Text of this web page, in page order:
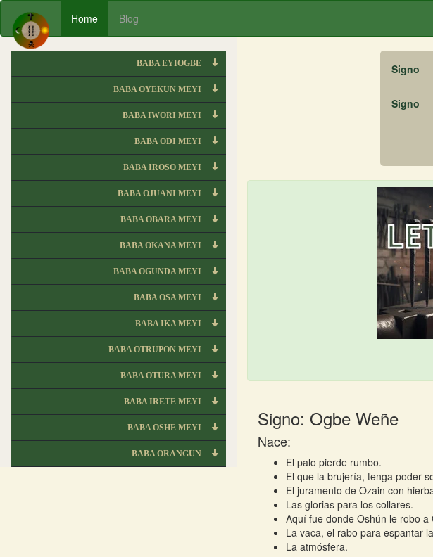
Home Blog
BABA EYIOGBE
BABA OYEKUN MEYI
BABA IWORI MEYI
BABA ODI MEYI
BABA IROSO MEYI
BABA OJUANI MEYI
BABA OBARA MEYI
BABA OKANA MEYI
BABA OGUNDA MEYI
BABA OSA MEYI
BABA IKA MEYI
BABA OTRUPON MEYI
BABA OTURA MEYI
BABA IRETE MEYI
BABA OSHE MEYI
BABA ORANGUN
Signo
Signo
Signo: Ogbe Weñe
Nace:
El palo pierde rumbo.
El que la brujería, tenga poder
El juramento de Ozain con
Las glorias para los collares.
Aquí fue donde Oshún le robo
La vaca, el rabo para espantar
La atmósfera.